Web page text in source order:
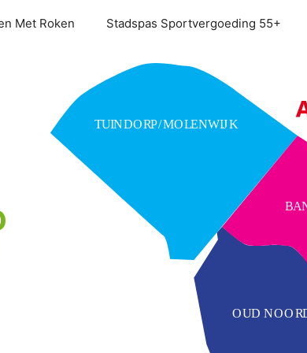
Met Roken Stadspas Sportvergoeding 55+
TUINDORP/MOLENWIJK